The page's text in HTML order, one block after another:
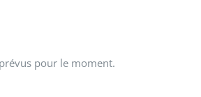
pour le moment.